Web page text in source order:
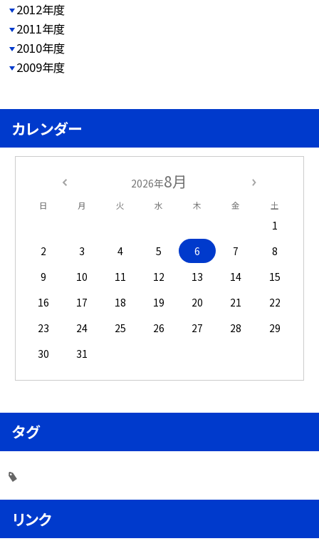
2012年度
2011年度
2010年度
2009年度
カレンダー
2026年8月
日 月 火 水 木 金 土
1
2
3 4 5 6 7
8
9
10 11 12 13 14
15
16
17 18 19 20 21
22
23
24 25 26 27 28
29
30
31
タグ
リンク